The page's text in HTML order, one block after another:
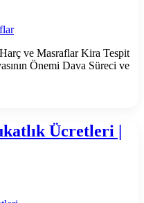
ve Masraflar Kira Tespit
Önemi Dava Süreci ve
Ücretleri |